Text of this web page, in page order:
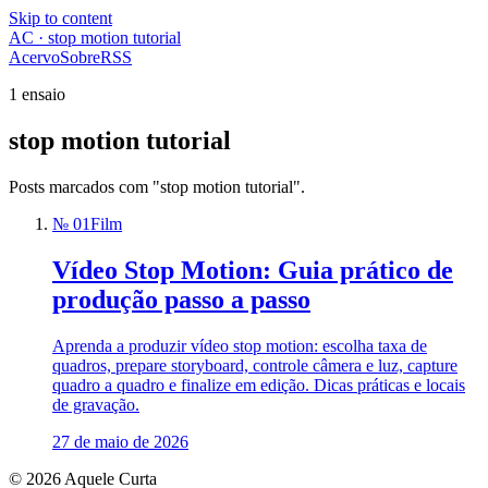
Skip to content
AC · stop motion tutorial
AcervoSobreRSS
1 ensaio
stop motion tutorial
Posts marcados com "stop motion tutorial".
№ 01Film
Vídeo Stop Motion: Guia prático de
produção passo a passo
Aprenda a produzir vídeo stop motion: escolha taxa de
quadros, prepare storyboard, controle câmera e luz, capture
quadro a quadro e finalize em edição. Dicas práticas e locais
de gravação.
27 de maio de 2026
© 2026 Aquele Curta